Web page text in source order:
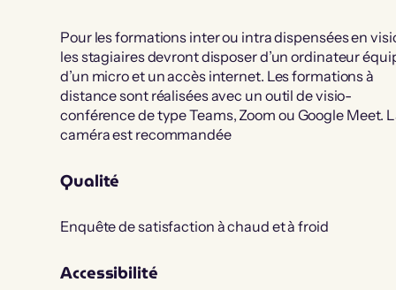
Pour les formations inter ou intra dispensées en
les stagiaires devront disposer d’un ordinateur
d’un micro et un accès internet. Les formations à
distance sont réalisées avec un outil de visio-
conférence de type Teams, Zoom ou Google Meet.
caméra est recommandée
Qualité
Enquête de satisfaction à chaud et à froid
Accessibilité